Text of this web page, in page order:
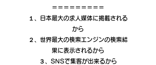
＝＝＝＝＝＝＝＝＝
１、日本最大の求人媒体に掲載される
から
２、世界最大の検索エンジンの検索結
果に表示されるから
３、SNSで集客が出来るから